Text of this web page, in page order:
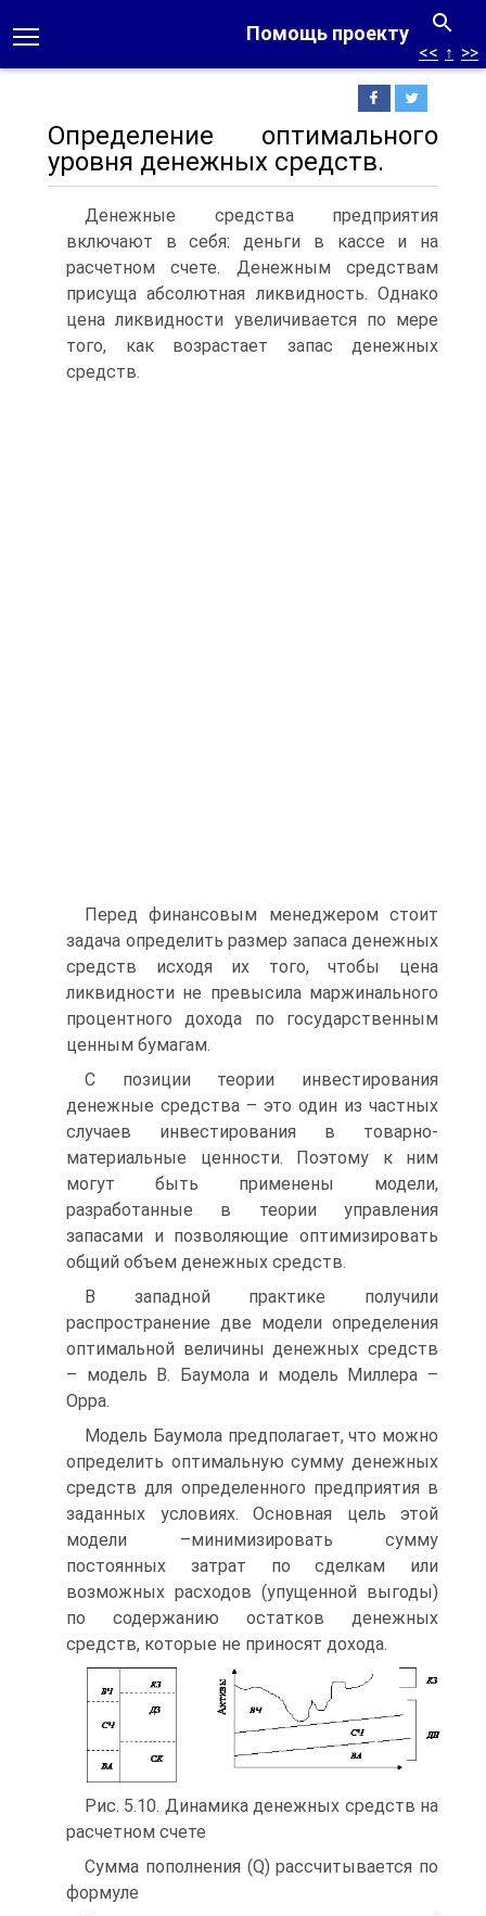
Помощь проекту
<< ↑ >>
Определение оптимального
уровня денежных средств.
Денежные средства предприятия
включают в себя: деньги в кассе и на
расчетном счете. Денежным средствам
присуща абсолютная ликвидность. Однако
цена ликвидности увеличивается по мере
того, как возрастает запас денежных
средств.
Перед финансовым менеджером стоит
задача определить размер запаса денежных
средств исходя их того, чтобы цена
ликвидности не превысила маржинального
процентного дохода по государственным
ценным бумагам.
С позиции теории инвестирования
денежные средства – это один из частных
случаев инвестирования в товарно-
материальные ценности. Поэтому к ним
могут быть применены модели,
разработанные в теории управления
запасами и позволяющие оптимизировать
общий объем денежных средств.
В западной практике получили
распространение две модели определения
оптимальной величины денежных средств
– модель В. Баумола и модель Миллера –
Орра.
Модель Баумола предполагает, что можно
определить оптимальную сумму денежных
средств для определенного предприятия в
заданных условиях. Основная цель этой
модели –минимизировать сумму
постоянных затрат по сделкам или
возможных расходов (упущенной выгоды)
по содержанию остатков денежных
средств, которые не приносят дохода.
Рис. 5.10. Динамика денежных средств на
расчетном счете
Сумма пополнения (Q) рассчитывается по
формуле